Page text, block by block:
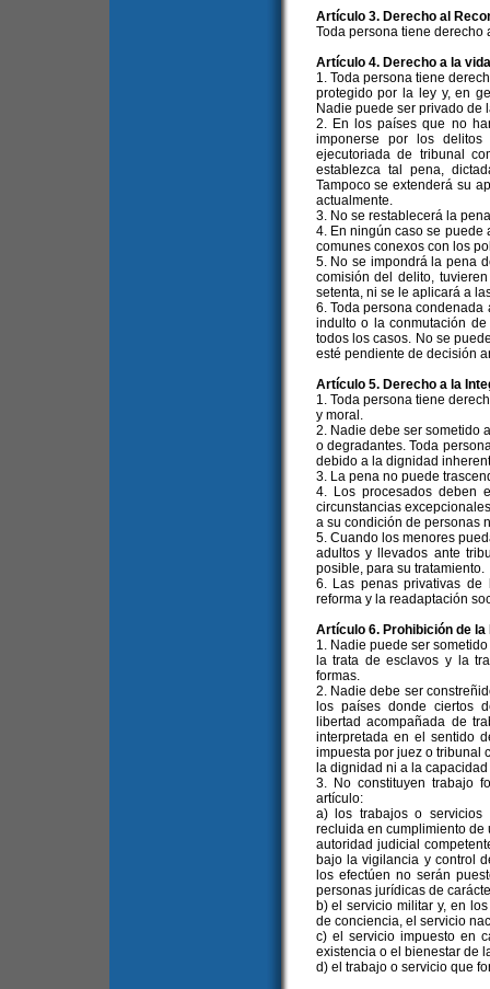
Artículo 3. Derecho al
Toda persona tiene
Artículo 4. Derecho a la vida
1. Toda persona tiene
protegido por la ley y, en
Nadie puede ser privado de
2. En los países que no
imponerse por los delitos
ejecutoriada de tribunal
establezca tal pena,
Tampoco se extenderá su
actualmente.
3. No se restablecerá la
4. En ningún caso se puede
comunes conexos con los
5. No se impondrá la pena
comisión del delito,
setenta, ni se le aplicará a
6. Toda persona
indulto o la conmutación
todos los casos. No se
esté pendiente de decisión
Artículo 5. Derecho a la
1. Toda persona tiene
y moral.
2. Nadie debe ser sometido
o degradantes. Toda
debido a la dignidad
3. La pena no puede
4. Los procesados deben
circunstancias
a su condición de personas
5. Cuando los menores
adultos y llevados ante
posible, para su tratamiento.
6. Las penas privativas de
reforma y la readaptación
Artículo 6. Prohibición de
1. Nadie puede ser
la trata de esclavos y la
formas.
2. Nadie debe ser
los países donde ciertos
libertad acompañada de
interpretada en el sentido
impuesta por juez o tribunal
la dignidad ni a la
3. No constituyen trabajo
artículo:
a) los trabajos o servicios
recluida en cumplimiento de
autoridad judicial
bajo la vigilancia y control
los efectúen no serán
personas jurídicas de
b) el servicio militar y, en
de conciencia, el servicio
c) el servicio impuesto en
existencia o el bienestar de
d) el trabajo o servicio que